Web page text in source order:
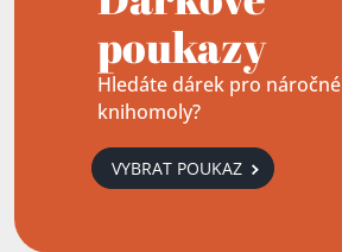
poukazy
Hledáte dárek pro náročné
knihomoly?
VYBRAT POUKAZ